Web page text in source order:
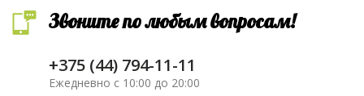
Звоните по любым вопросам!
+375 (44) 794-11-11
Ежедневно с 10:00 до 20:00